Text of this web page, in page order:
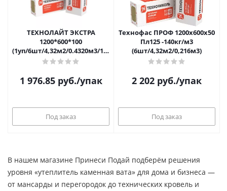
ТЕХНОЛАЙТ ЭКСТРА
1200*600*100
(1уп/6шт/4,32м2/0.4320м3/16уп
под))
1 976.85руб./упак
Под заказ
Технофас ПРОФ 1200х600х50
Пл125 -140кг/м3
(6шт/4,32м2/0,216м3)
2 202 руб./упак
Под заказ
В нашем магазине Принеси Подай подберём решения
уровня «утеплитель каменная вата» для дома и бизнеса —
от мансарды и перегородок до технических кровель и